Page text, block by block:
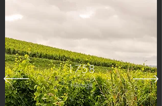
1758
Heritage